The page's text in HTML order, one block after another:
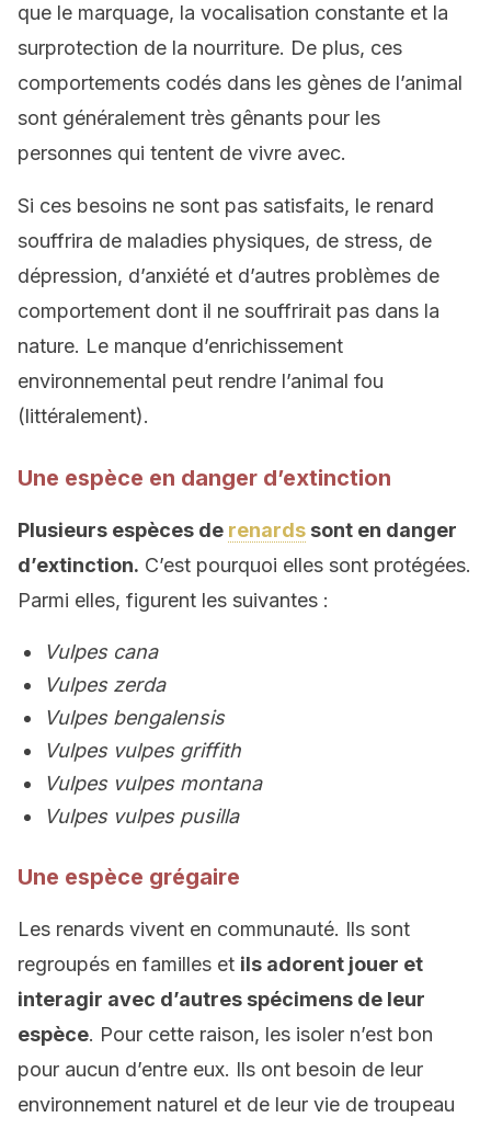
que le marquage, la vocalisation constante et la
surprotection de la nourriture. De plus, ces
comportements codés dans les gènes de l’animal
sont généralement très gênants pour les
personnes qui tentent de vivre avec.
Si ces besoins ne sont pas satisfaits, le renard
souffrira de maladies physiques, de stress, de
dépression, d’anxiété et d’autres problèmes de
comportement dont il ne souffrirait pas dans la
nature. Le manque d’enrichissement
environnemental peut rendre l’animal fou
(littéralement).
Une espèce en danger d’extinction
Plusieurs espèces de renards sont en danger
d’extinction. C’est pourquoi elles sont protégées.
Parmi elles, figurent les suivantes :
Vulpes cana
Vulpes zerda
Vulpes bengalensis
Vulpes vulpes griffith
Vulpes vulpes montana
Vulpes vulpes pusilla
Une espèce grégaire
Les renards vivent en communauté. Ils sont
regroupés en familles et ils adorent jouer et
interagir avec d’autres spécimens de leur
espèce. Pour cette raison, les isoler n’est bon
pour aucun d’entre eux. Ils ont besoin de leur
environnement naturel et de leur vie de troupeau